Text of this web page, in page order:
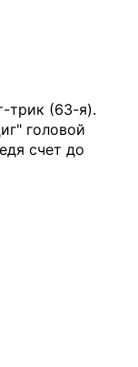
трик (63-я).
головой
счет до